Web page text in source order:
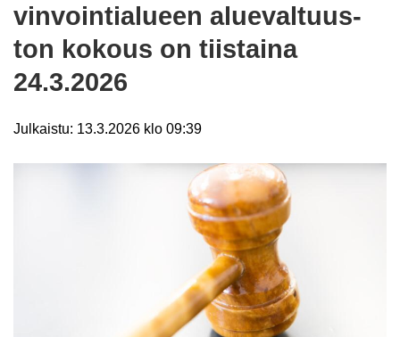
vin­voin­tia­lu­een alue­val­tuus­
ton ko­kous on tiis­tai­na
24.3.2026
Julkaistu: 13.3.2026 klo 09:39